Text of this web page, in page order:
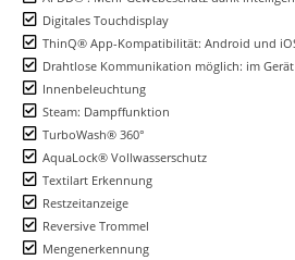
Digitales Touchdisplay
ThinQ® App-Kompatibilität: Android und
Drahtlose Kommunikation möglich: im
Innenbeleuchtung
Steam: Dampffunktion
TurboWash® 360°
AquaLock® Vollwasserschutz
Textilart Erkennung
Restzeitanzeige
Reversive Trommel
Mengenerkennung